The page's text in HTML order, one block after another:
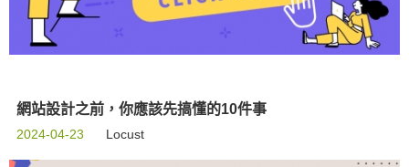
網站設計之前，你應該先搞懂的10件事
2024-04-23 Locust